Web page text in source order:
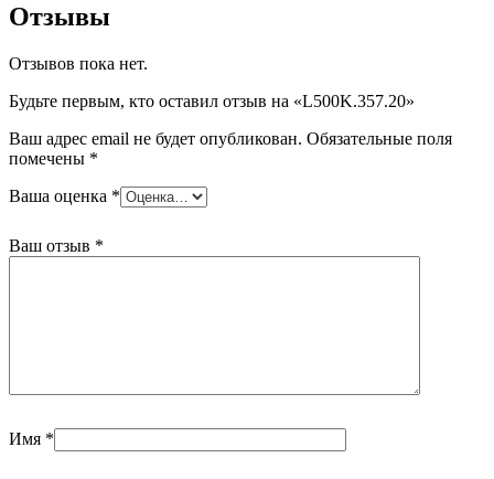
Отзывы
Отзывов пока нет.
Будьте первым, кто оставил отзыв на «L500K.357.20»
Ваш адрес email не будет опубликован. Обязательные поля
помечены *
Ваша оценка *
Ваш отзыв *
Имя *